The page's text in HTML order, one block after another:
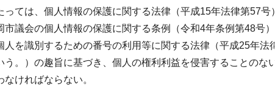
っては、個人情報の保護に関する法律（平成15年法律第57号
市議会の個人情報の保護に関する条例（令和4年条例第48号
人を識別するための番号の利用等に関する法律（平成25年法
う。）の趣旨に基づき、個人の権利利益を侵害することのな
なければならない。